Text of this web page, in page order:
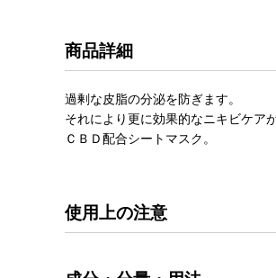
商品詳細
過剰な皮脂の分泌を防ぎます。
それにより更に効果的なニキビケア
ＣＢＤ配合シートマスク。
使用上の注意